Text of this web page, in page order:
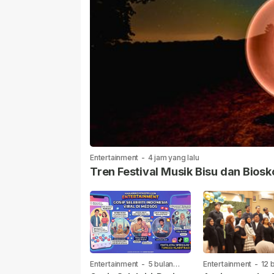
Entertainment - 4 jam yang lalu
Tren Festival Musik Bisu dan
Entertainment - 5 bulan
Entertainment - 12